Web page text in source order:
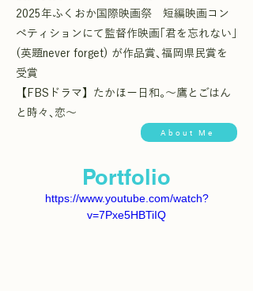
2025年ふくおか国際映画祭 短編映画コン
ぺティションにて監督作映画｢君を忘れない｣
(英題never forget) が作品賞､福岡県民賞を
受賞
【FBSドラマ】たかほー日和｡～鷹とごはん
と時々､恋～
About Me
Portfolio
https://www.youtube.com/watch?
v=7Pxe5HBTiIQ